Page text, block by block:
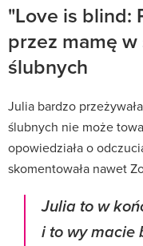
"Love is blind:
przez mamę
ślubnych
Julia bardzo
ślubnych nie może
opowiedziała o
skomentowała nawet
Julia to w
i to wy macie